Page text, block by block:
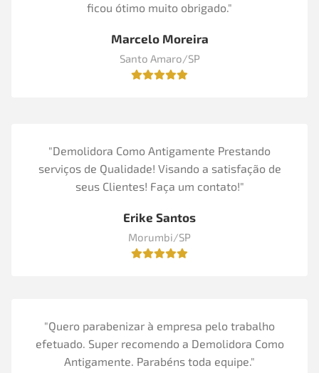
ficou ótimo muito obrigado."
Marcelo Moreira
Santo Amaro/SP
"Demolidora Como Antigamente Prestando
serviços de Qualidade! Visando a satisfação de
seus Clientes! Faça um contato!"
Erike Santos
Morumbi/SP
"Quero parabenizar à empresa pelo trabalho
efetuado. Super recomendo a Demolidora Como
Antigamente. Parabéns toda equipe."